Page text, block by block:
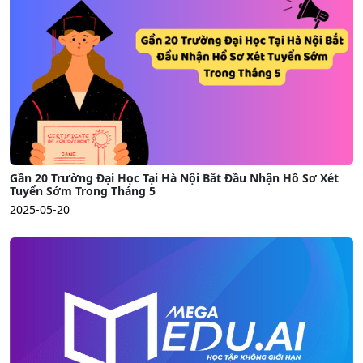
Gần 20 Trường Đại Học Tại Hà Nội Bắt Đầu Nhận Hồ Sơ Xét
Tuyển Sớm Trong Tháng 5
2025-05-20